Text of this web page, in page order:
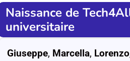
Naissance de
universitaire
Giuseppe, Marcella, Lorenzo